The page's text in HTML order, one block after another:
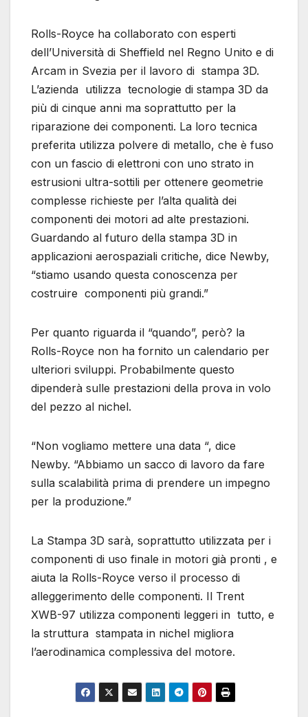
Rolls-Royce ha collaborato con esperti
dell’Università di Sheffield nel Regno Unito e di
Arcam in Svezia per il lavoro di stampa 3D.
L’azienda utilizza tecnologie di stampa 3D da
più di cinque anni ma soprattutto per la
riparazione dei componenti. La loro tecnica
preferita utilizza polvere di metallo, che è fuso
con un fascio di elettroni con uno strato in
estrusioni ultra-sottili per ottenere geometrie
complesse richieste per l’alta qualità dei
componenti dei motori ad alte prestazioni.
Guardando al futuro della stampa 3D in
applicazioni aerospaziali critiche, dice Newby,
“stiamo usando questa conoscenza per
costruire componenti più grandi.”
Per quanto riguarda il “quando”, però? la
Rolls-Royce non ha fornito un calendario per
ulteriori sviluppi. Probabilmente questo
dipenderà sulle prestazioni della prova in volo
del pezzo al nichel.
“Non vogliamo mettere una data “, dice
Newby. “Abbiamo un sacco di lavoro da fare
sulla scalabilità prima di prendere un impegno
per la produzione.”
La Stampa 3D sarà, soprattutto utilizzata per i
componenti di uso finale in motori già pronti , e
aiuta la Rolls-Royce verso il processo di
alleggerimento delle componenti. Il Trent
XWB-97 utilizza componenti leggeri in tutto, e
la struttura stampata in nichel migliora
l’aerodinamica complessiva del motore.